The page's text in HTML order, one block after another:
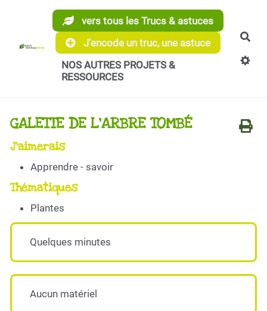
Aller au contenu principal
vers tous les Trucs & astuces
J'encode un truc, une astuce
NOS AUTRES PROJETS &
RESSOURCES
GALETTE DE L'ARBRE TOMBÉ
J'aimerais
Apprendre - savoir
Thématiques
Plantes
Quelques minutes
Aucun matériel